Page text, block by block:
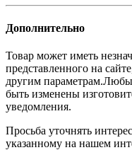
Дополнительно
Товар может иметь
представленного на
другим
быть изменены
уведомления.
Просьба уточнять
указанному на нашем